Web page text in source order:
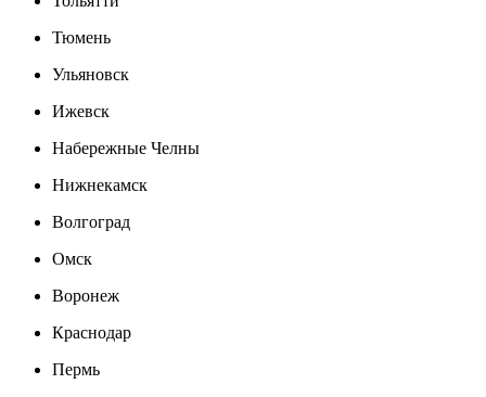
Тюмень
Ульяновск
Ижевск
Набережные Челны
Нижнекамск
Волгоград
Омск
Воронеж
Краснодар
Пермь